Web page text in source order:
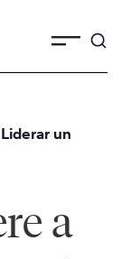
un
a